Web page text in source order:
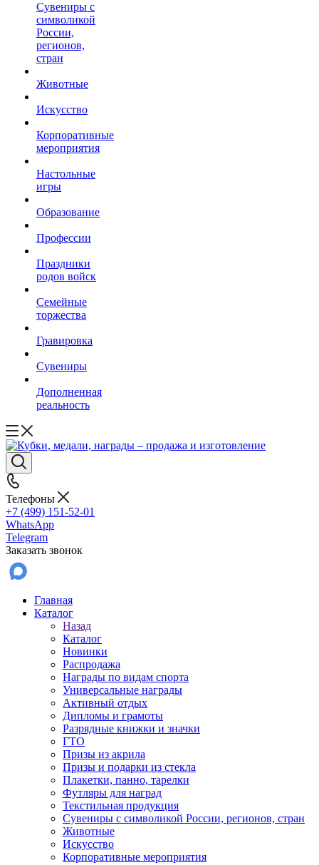
Сувениры с
символикой
России,
регионов,
стран
Животные
Искусство
Корпоративные
мероприятия
Настольные
игры
Образование
Профессии
Праздники
родов войск
Семейные
торжества
Гравировка
Сувениры
Дополненная
реальность
Телефоны
+7 (499) 151-52-01
WhatsApp
Telegram
Заказать звонок
Главная
Каталог
Назад
Каталог
Новинки
Распродажа
Награды по видам спорта
Универсальные награды
Активный отдых
Дипломы и грамоты
Разрядные книжки и значки
ГТО
Призы из акрила
Призы и подарки из стекла
Плакетки, панно, тарелки
Футляры для наград
Текстильная продукция
Сувениры с символикой России, регионов, стран
Животные
Искусство
Корпоративные мероприятия